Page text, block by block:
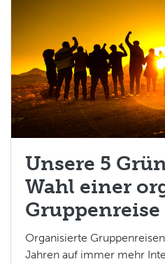
Unsere 5
Wahl einer
Gruppenreise
Organisierte
Jahren auf immer mehr